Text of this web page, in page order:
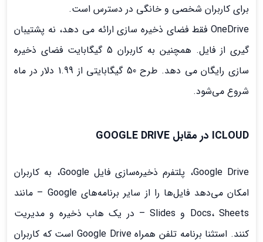
برای کاربران شخصی و خانگی در دسترس است.
OneDrive فقط فضای ذخیره سازی ارائه می دهد، نه پشتیبان
گیری از فایل. همچنین به کاربران 5 گیگابایت فضای ذخیره
سازی رایگان می دهد. طرح 50 گیگابایتی از 1.99 دلار در ماه
شروع می‌شود.
ICLOUD در مقابل GOOGLE DRIVE
Google Drive، پلتفرم ذخیره‌سازی فایل Google، به کاربران
امکان می‌دهد فایل‌ها را از سایر برنامه‌های Google – مانند
Docs، Sheets و Slides – در یک هاب ذخیره و مدیریت
کنند. استثنا برنامه تلفن همراه Google Drive است که کاربران